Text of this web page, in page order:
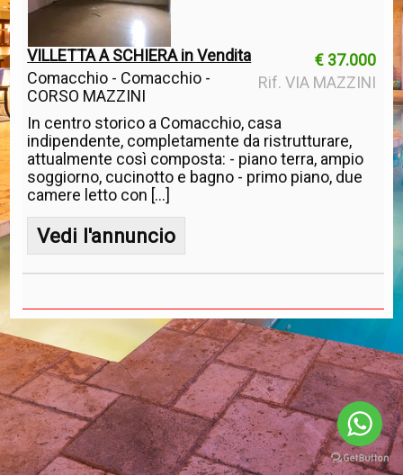
€ 37.000
Rif. VIA MAZZINI
VILLETTA A SCHIERA in Vendita
Comacchio - Comacchio -
CORSO MAZZINI
In centro storico a Comacchio, casa
indipendente, completamente da ristrutturare,
attualmente così composta: - piano terra, ampio
soggiorno, cucinotto e bagno - primo piano, due
camere letto con [...]
Vedi l'annuncio